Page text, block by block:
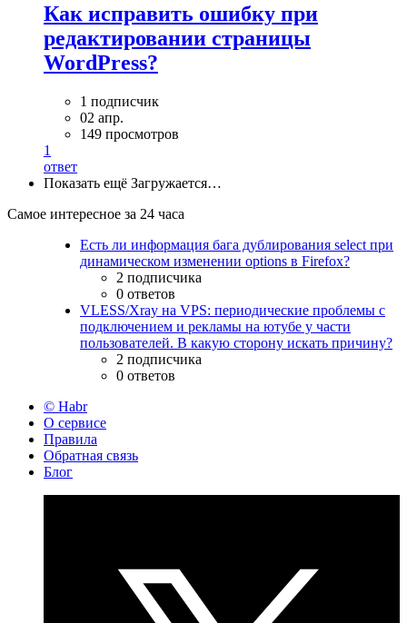
Как исправить ошибку при
редактировании страницы
WordPress?
1 подписчик
02 апр.
149 просмотров
1
ответ
Показать ещё Загружается…
Самое интересное за 24 часа
Есть ли информация бага дублирования select при
динамическом изменении options в Firefox?
2 подписчика
0 ответов
VLESS/Xray на VPS: периодические проблемы с
подключением и рекламы на ютубе у части
пользователей. В какую сторону искать причину?
2 подписчика
0 ответов
© Habr
О сервисе
Правила
Обратная связь
Блог